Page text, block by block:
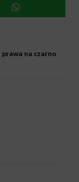
prawa na czarno